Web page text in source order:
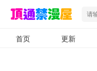
首页 更新